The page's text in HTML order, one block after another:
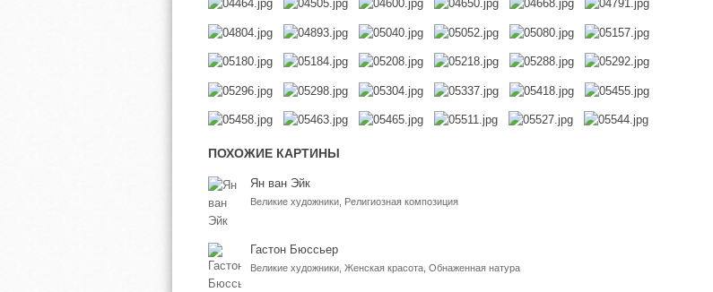
ПОХОЖИЕ КАРТИНЫ
Ян ван Эйк
Великие художники, Религиозная композиция
Гастон Бюссьер
Великие художники, Женская красота, Обнаженная натура